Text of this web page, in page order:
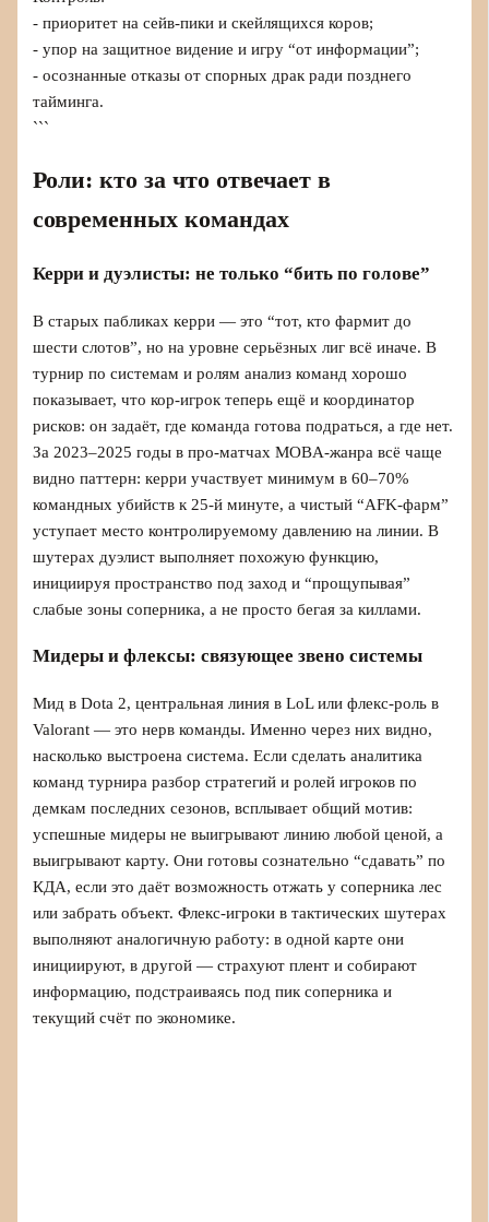
- приоритет на сейв-пики и скейлящихся коров;
- упор на защитное видение и игру “от информации”;
- осознанные отказы от спорных драк ради позднего
тайминга.
```
Роли: кто за что отвечает в
современных командах
Керри и дуэлисты: не только “бить по голове”
В старых пабликах керри — это “тот, кто фармит до
шести слотов”, но на уровне серьёзных лиг всё иначе. В
турнир по системам и ролям анализ команд хорошо
показывает, что кор‑игрок теперь ещё и координатор
рисков: он задаёт, где команда готова подраться, а где нет.
За 2023–2025 годы в про‑матчах MOBA‑жанра всё чаще
видно паттерн: керри участвует минимум в 60–70%
командных убийств к 25‑й минуте, а чистый “AFK‑фарм”
уступает место контролируемому давлению на линии. В
шутерах дуэлист выполняет похожую функцию,
инициируя пространство под заход и “прощупывая”
слабые зоны соперника, а не просто бегая за киллами.
Мидеры и флексы: связующее звено системы
Мид в Dota 2, центральная линия в LoL или флекс‑роль в
Valorant — это нерв команды. Именно через них видно,
насколько выстроена система. Если сделать аналитика
команд турнира разбор стратегий и ролей игроков по
демкам последних сезонов, всплывает общий мотив:
успешные мидеры не выигрывают линию любой ценой, а
выигрывают карту. Они готовы сознательно “сдавать” по
КДА, если это даёт возможность отжать у соперника лес
или забрать объект. Флекс‑игроки в тактических шутерах
выполняют аналогичную работу: в одной карте они
инициируют, в другой — страхуют плент и собирают
информацию, подстраиваясь под пик соперника и
текущий счёт по экономике.